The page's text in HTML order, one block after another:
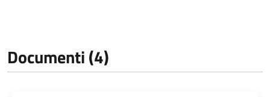
Documenti (4)